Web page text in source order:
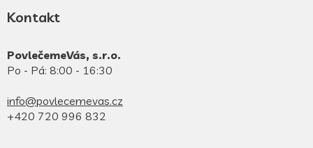
Kontakt
PovlečemeVás, s.r.o.
Po - Pá: 8:00 - 16:30
info@povlecemevas.cz
+420 720 996 832